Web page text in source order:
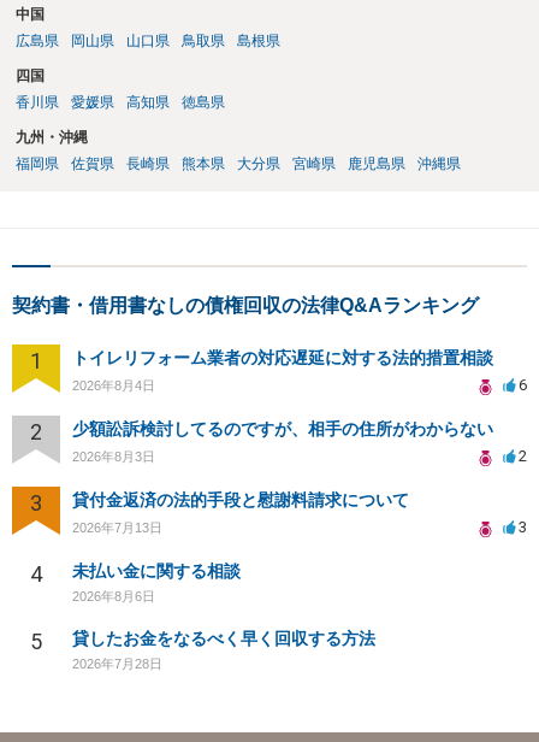
中国
広島県
岡山県 山口県 鳥取県 島根県
四国
香川県
愛媛県 高知県 徳島県
九州・沖縄
福岡県
佐賀県 長崎県 熊本県 大分県 宮崎県 鹿児島県 沖縄県
契約書・借用書なしの債権回収の法律Q&Aランキング
1 トイレリフォーム業者の対応遅延に対する法的措置相談
2026年8月4日 6
2 少額訟訴検討してるのですが、相手の住所がわからない
2026年8月3日 2
3 貸付金返済の法的手段と慰謝料請求について
2026年7月13日 3
4 未払い金に関する相談
2026年8月6日
5 貸したお金をなるべく早く回収する方法
2026年7月28日